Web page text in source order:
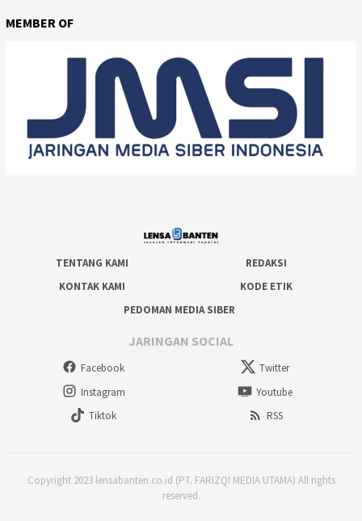
MEMBER OF
TENTANG KAMI
REDAKSI
KONTAK KAMI
KODE ETIK
PEDOMAN MEDIA SIBER
JARINGAN SOCIAL
Facebook
Twitter
Instagram
Youtube
Tiktok
RSS
Copyright 2023 lensabanten.co.id (PT. FARIZQI MEDIA UTAMA) All rights
reserved.